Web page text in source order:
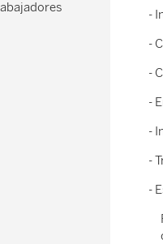
-
-
-
-
-
-
-